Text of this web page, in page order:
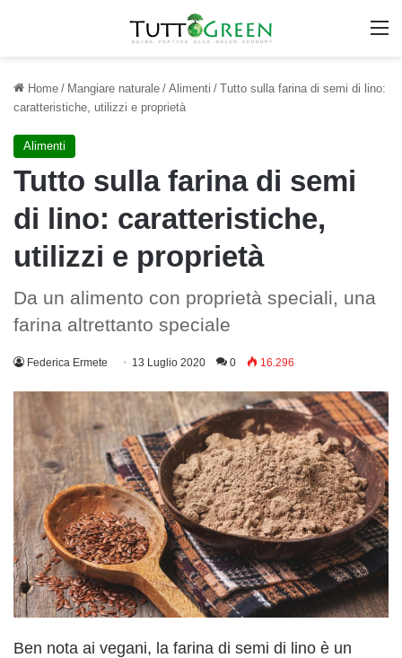
Home / Mangiare naturale / Alimenti / Tutto sulla farina di semi di lino:
caratteristiche, utilizzi e proprietà
Alimenti
Tutto sulla farina di semi
di lino: caratteristiche,
utilizzi e proprietà
Da un alimento con proprietà speciali, una
farina altrettanto speciale
Federica Ermete 13 Luglio 2020 0 16.296
Ben nota ai vegani, la farina di semi di lino è un